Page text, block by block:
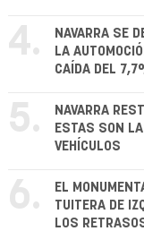
4.
NAVARRA SE
LA
CAÍDA DEL
5.
NAVARRA
ESTAS SON
VEHÍCULOS
6.
EL
TUITERA DE
LOS